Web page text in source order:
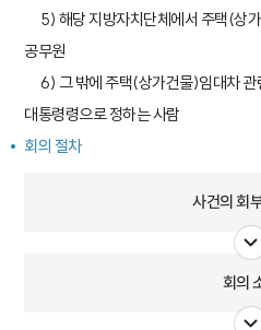
5) 해당 지방자치단체에서 주택(상
공무원
6) 그 밖에 주택(상가건물)임대차 관
대통령령으로 정하는 사람
회의 절차
사건의 회
회의